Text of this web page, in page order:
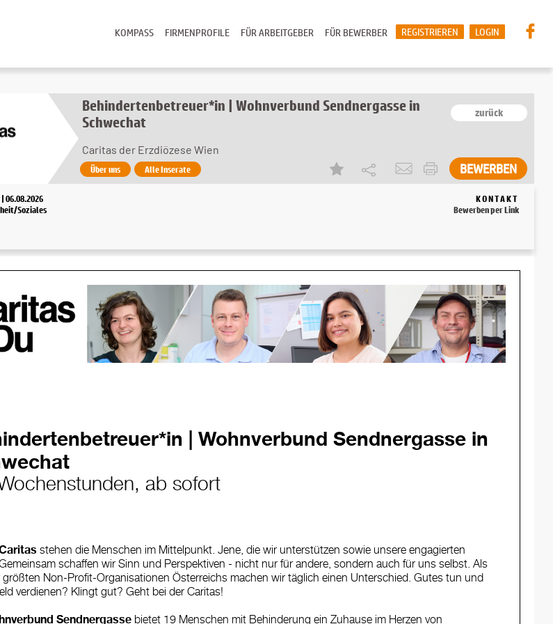
LOGIN
REGISTRIEREN
FÜR BEWERBER
FÜR ARBEITGEBER
FIRMENPROFILE
KOMPASS
Behindertenbetreuer*in | Wohnverbund Sendnergasse in
Schwechat
zurück
Caritas der Erzdiözese Wien
Über uns Alle Inserate
06.08.2026
Soziales
KONTAKT
Bewerben per Link
| Wohnverbund Sendnergasse in
ab sofort
stehen die Menschen im Mittelpunkt. Jene, die wir unterstützen sowie unsere engagierten
Gemeinsam schaffen wir Sinn und Perspektiven - nicht nur für andere, sondern auch für uns selbst. Als
größten Non-Profit-Organisationen Österreichs machen wir täglich einen Unterschied. Gutes tun und
verdienen? Klingt gut? Geht bei der Caritas!
Sendnergassebietet 19 Menschen mit Behinderung ein Zuhause im Herzen von